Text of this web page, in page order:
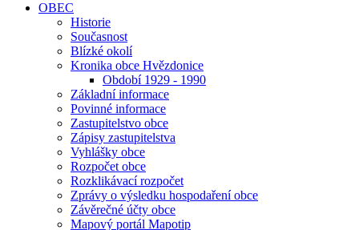
OBEC
Historie
Současnost
Blízké okolí
Kronika obce Hvězdonice
Období 1929 - 1990
Základní informace
Povinné informace
Zastupitelstvo obce
Zápisy zastupitelstva
Vyhlášky obce
Rozpočet obce
Rozklikávací rozpočet
Zprávy o výsledku hospodaření obce
Závěrečné účty obce
Mapový portál Mapotip